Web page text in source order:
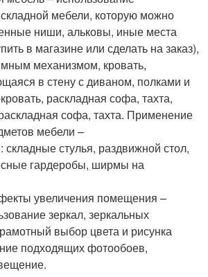
мебели, которую можно
ниши, альковы, иные места
в магазине или сделать на заказ),
механизмом, кровать,
в стену с диваном, полками и
раскладная софа, тахта,
софа, тахта. Применение
мебели –
стулья, раздвижной стол,
гардеробы, ширмы на
увеличения помещения –
зеркал, зеркальных
выбор цвета и рисунка
подходящих фотообоев,